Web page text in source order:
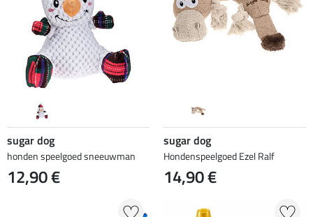
sugar dog
honden speelgoed sneeuwman
12,90 €
sugar dog
Hondenspeelgoed Ezel Ralf
14,90 €